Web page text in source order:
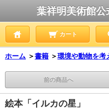
葉祥明美術館
カート
ホーム ＞書籍 ＞環境や動物を考
前の商品へ
絵本「イルカの星」